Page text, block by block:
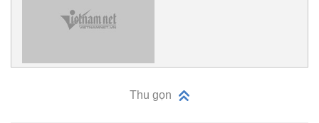
Thu gọn